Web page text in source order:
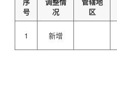
号
况
区
1 新增